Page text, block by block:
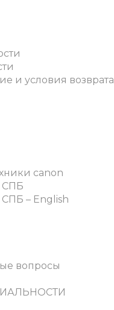
и условия
canon
СПБ
– English
вопросы